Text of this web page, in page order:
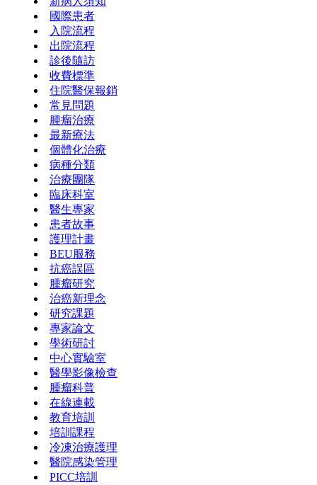
國際患者
入院流程
出院流程
診後隨訪
收費標準
住院醫保報銷
常見問題
腫瘤治療
最新療法
個體化治療
病種分類
治療團隊
臨床科室
醫生專家
患者故事
護理計畫
BEU服務
抗癌誤區
腫瘤研究
治癌新理念
研究課題
專家論文
學術研討
中心實驗室
醫學影像檢查
腫瘤科普
在線連載
教育培訓
培訓課程
冷凍治療護理
醫院感染管理
PICC培訓